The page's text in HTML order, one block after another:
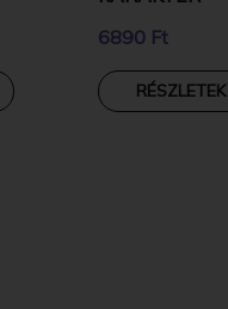
6890 Ft
RÉSZLETEK